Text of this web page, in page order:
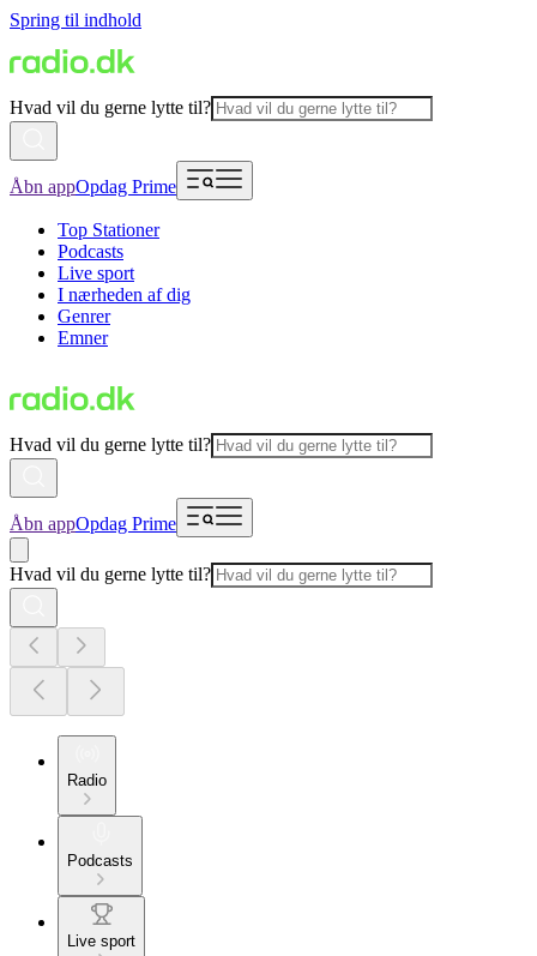
Spring til indhold
Hvad vil du gerne lytte til?
Åbn appOpdag Prime
Top Stationer
Podcasts
Live sport
I nærheden af dig
Genrer
Emner
Hvad vil du gerne lytte til?
Åbn appOpdag Prime
Hvad vil du gerne lytte til?
Radio
Podcasts
Live sport